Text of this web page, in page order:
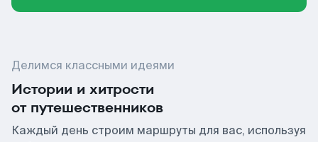
Делимся классными идеями
Истории и хитрости
от путешественников
Каждый день строим маршруты для вас, используя